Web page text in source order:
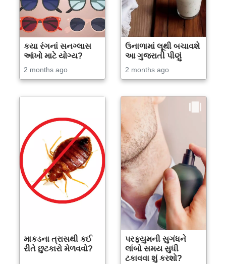
કયા રંગનાં સનગ્લાસ
આંખો માટે યોગ્ય?
2 months ago
ઉનાળામાં લૂથી બચાવશે
આ ગુજરાતી પીણું
2 months ago
માકડના ત્રાસથી કઈ
રીતે છુટકારો મેળવવો?
પરફ્યુમની સુગંધને
લાંબો સમય સુધી
ટકાવવા શું કરશો?